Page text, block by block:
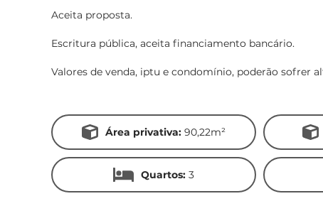
Aceita proposta.
Escritura pública, aceita financiamento bancário.
Valores de venda, iptu e condomínio, poderão sofrer
Área privativa:90,22m²
Quartos:3